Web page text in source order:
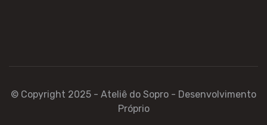
© Copyright 2025 - Ateliê do Sopro - Desenvolvimento
Próprio